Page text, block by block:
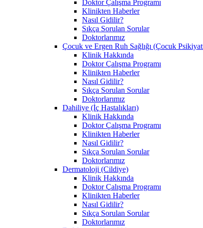
Doktor Çalışma Programı
Klinikten Haberler
Nasıl Gidilir?
Sıkça Sorulan Sorular
Doktorlarımız
Çocuk ve Ergen Ruh Sağlığı (Çocuk
Klinik Hakkında
Doktor Çalışma Programı
Klinikten Haberler
Nasıl Gidilir?
Sıkça Sorulan Sorular
Doktorlarımız
Dahiliye (İç Hastalıkları)
Klinik Hakkında
Doktor Çalışma Programı
Klinikten Haberler
Nasıl Gidilir?
Sıkça Sorulan Sorular
Doktorlarımız
Dermatoloji (Cildiye)
Klinik Hakkında
Doktor Çalışma Programı
Klinikten Haberler
Nasıl Gidilir?
Sıkça Sorulan Sorular
Doktorlarımız